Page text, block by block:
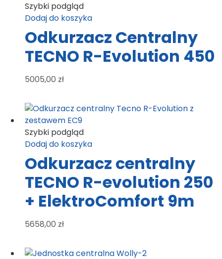
Szybki podgląd
Dodaj do koszyka
Odkurzacz Centralny
TECNO R-Evolution 450
5005,00 zł
Szybki podgląd
Dodaj do koszyka
Odkurzacz centralny
TECNO R-evolution 250
+ ElektroComfort 9m
5658,00 zł